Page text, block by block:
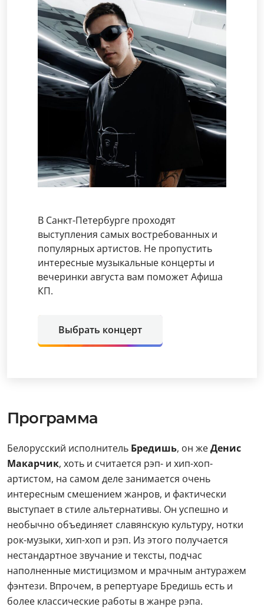
В Санкт-Петербурге проходят
выступления самых востребованных и
популярных артистов. Не пропустить
интересные музыкальные концерты и
вечеринки августа вам поможет Афиша
КП.
Выбрать концерт
Программа
Белорусский исполнитель Бредишь, он жеДенис
Макарчик, хоть и считается рэп- и хип-хоп-
артистом, на самом деле занимается очень
интересным смешением жанров, и фактически
выступает в стиле альтернативы. Он успешно и
необычно объединяет славянскую культуру, нотки
рок-музыки, хип-хоп и рэп. Из этого получается
нестандартное звучание и тексты, подчас
наполненные мистицизмом и мрачным антуражем
фэнтези. Впрочем, в репертуаре Бредишь есть и
более классические работы в жанре рэпа.